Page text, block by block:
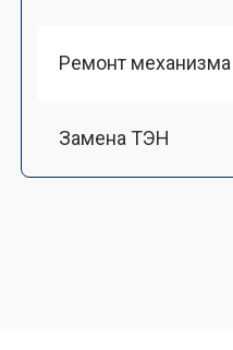
Ремонт
Замена ТЭН